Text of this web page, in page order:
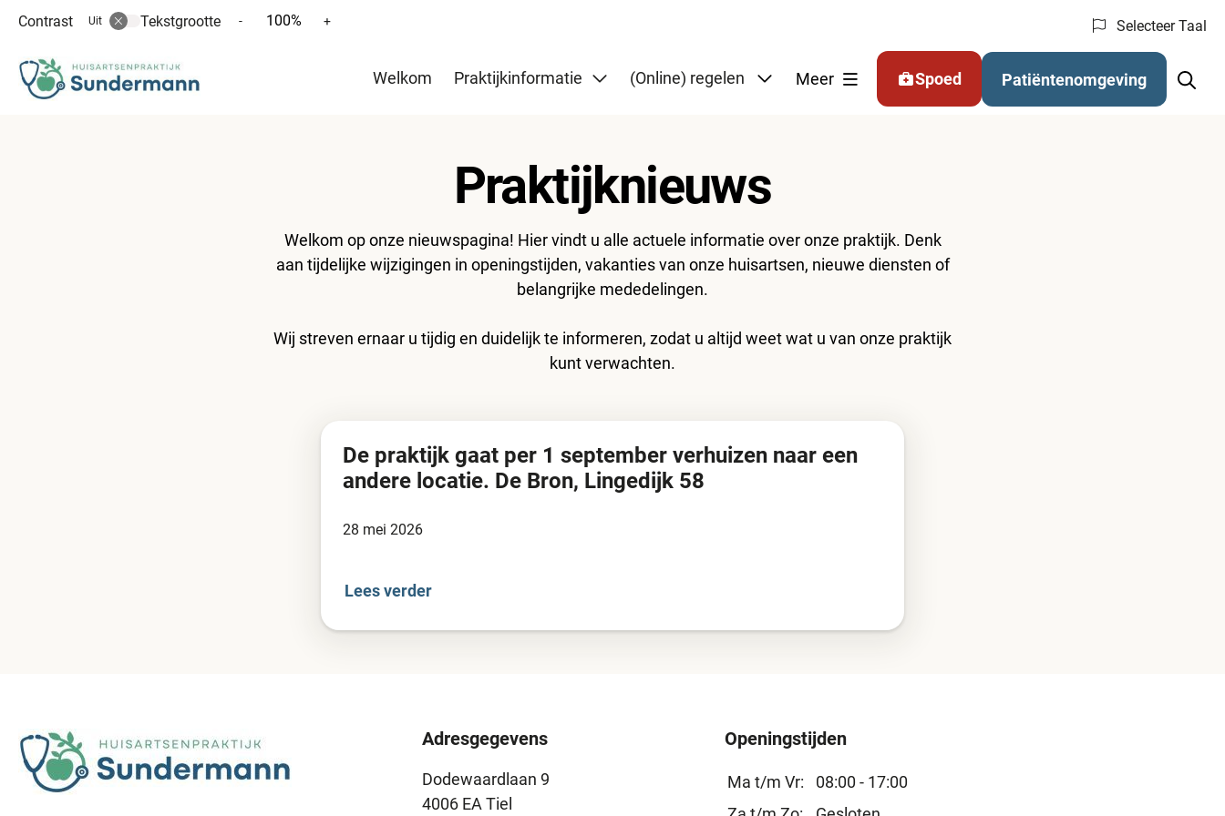
Contrast Uit Tekstgrootte
Tekst
- 100%
Tekst
+ Selecteer Taal
Welkom Praktijkinformatie (Online) regelen Submenu: (Online) regelen
Meer Spoed Patiëntenomgeving
Praktijknieuws
Welkom op onze nieuwspagina! Hier vindt u alle actuele informatie over onze praktijk. Denk
aan tijdelijke wijzigingen in openingstijden, vakanties van onze huisartsen, nieuwe diensten of
belangrijke mededelingen.
Wij streven ernaar u tijdig en duidelijk te informeren, zodat u altijd weet wat u van onze praktijk
kunt verwachten.
De praktijk gaat per 1 september verhuizen naar een
andere locatie. De Bron, Lingedijk 58
28 mei 2026
Lees verder
Adresgegevens
Dodewaardlaan 9
4006 EA Tiel
Openingstijden
Ma t/m Vr:
08:00 - 17:00